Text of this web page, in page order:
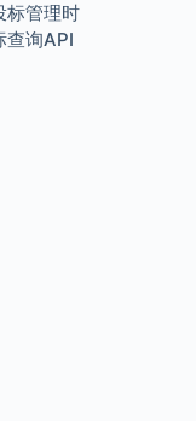
标管理时
查询API